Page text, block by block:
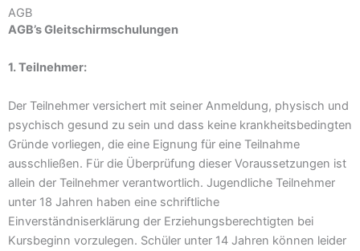
AGB
AGB’s Gleitschirmschulungen
1. Teilnehmer:
Der Teilnehmer versichert mit seiner Anmeldung, physisch und
psychisch gesund zu sein und dass keine krankheitsbedingten
Gründe vorliegen, die eine Eignung für eine Teilnahme
ausschließen. Für die Überprüfung dieser Voraussetzungen ist
allein der Teilnehmer verantwortlich. Jugendliche Teilnehmer
unter 18 Jahren haben eine schriftliche
Einverständniserklärung der Erziehungsberechtigten bei
Kursbeginn vorzulegen. Schüler unter 14 Jahren können leider